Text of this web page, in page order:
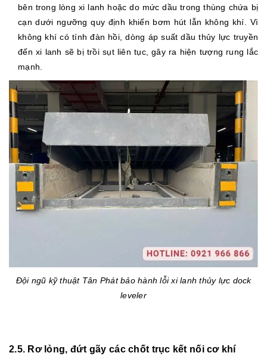
bên trong lòng xi lanh hoặc do mức dầu trong thùng chứa bị
cạn dưới ngưỡng quy định khiến bơm hút lẫn không khí. Vì
không khí có tính đàn hồi, dòng áp suất dầu thủy lực truyền
đến xi lanh sẽ bị trồi sụt liên tục, gây ra hiện tượng rung lắc
mạnh.
Đội ngũ kỹ thuật Tân Phát bảo hành lỗi xi lanh thủy lực dock
leveler
2.5. Rơ lỏng, đứt gãy các chốt trục kết nối cơ khí